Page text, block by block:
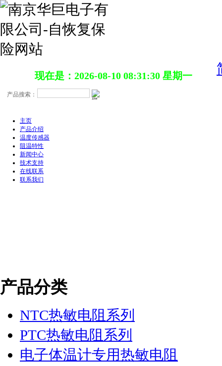
现在是：2026-08-10 08:31:30 星期一
主页
产品介绍
温度传感器
阻温特性
新闻中心
技术支持
在线联系
联系我们
产品分类
NTC热敏电阻系列
PTC热敏电阻系列
电子体温计专用热敏电阻